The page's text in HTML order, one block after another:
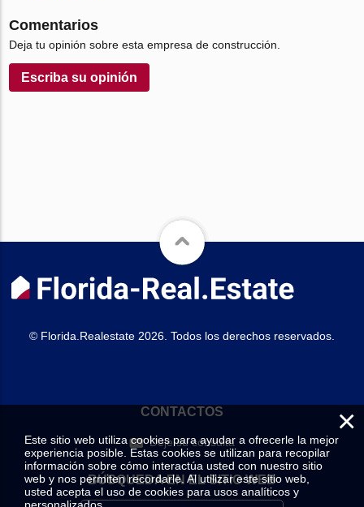
Comentarios
Deja tu opinión sobre esta empresa de construcción.
Escriba su opinión
© Florida.Realestate 2026. Todos los derechos reservados.
CONTACTOS
Deje su consulta
BÚSQUEDA EN EL SITIO WEB
×
Este sitio web utiliza cookies para ayudar a ofrecerle la mejor
experiencia posible. Estas cookies se utilizan para recopilar
información sobre cómo interactúa usted con nuestro sitio
web y nos permiten recordarle. Al utilizar este sitio web,
usted acepta el uso de cookies para usos analíticos y